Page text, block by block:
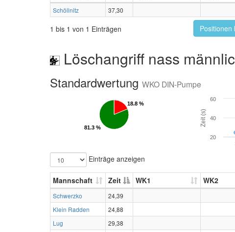
Schöllnitz 37,30
1 bis 1 von 1 Einträgen Positionen
Löschangriff nass
Standardwertung WKO DIN-Pumpe
18.8 %
18.8 %
81.3 %
81.3 %
Zeit (s)
20
40
60
Einträge anzeigen
Mannschaft Zeit WK1 WK2
Schwerzko
24,39
Klein Radden
24,88
Lug
29,38